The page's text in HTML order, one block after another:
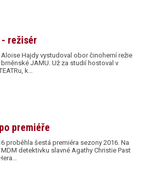
režisér
Hajdy vystudoval obor činoherní režie
JAMU. Už za studií hostoval v
k…
premiéře
proběhla šestá premiéra sezony 2016. Na
detektivku slavné Agathy Christie Past